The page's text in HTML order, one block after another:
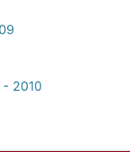
- 2010